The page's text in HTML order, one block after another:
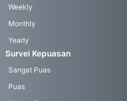
Weekly
Monthly
Yearly
Survei Kepuasan
Sangat Puas
Puas